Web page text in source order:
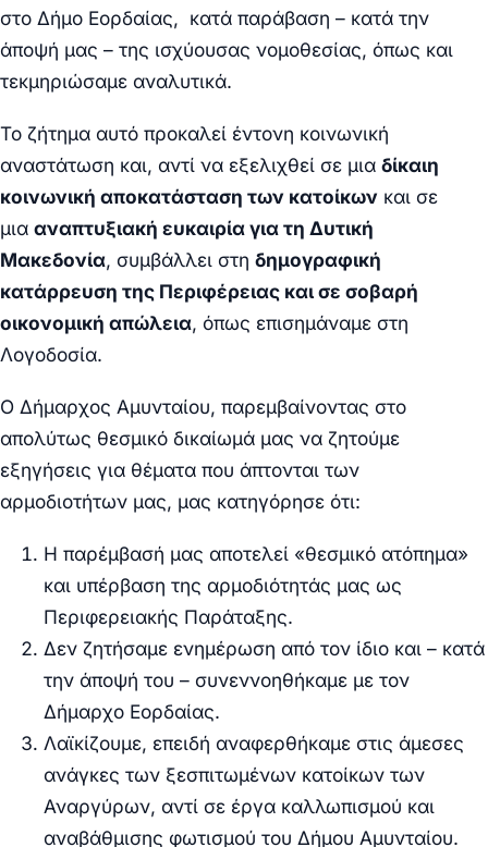
στο Δήμο Εορδαίας, κατά παράβαση – κατά την
άποψή μας – της ισχύουσας νομοθεσίας, όπως και
τεκμηριώσαμε αναλυτικά.
Το ζήτημα αυτό προκαλεί έντονη κοινωνική
αναστάτωση και, αντί να εξελιχθεί σε μια δίκαιη
κοινωνική αποκατάσταση των κατοίκων και σε
μια αναπτυξιακή ευκαιρία για τη Δυτική
Μακεδονία, συμβάλλει στη δημογραφική
κατάρρευση της Περιφέρειας και σε σοβαρή
οικονομική απώλεια, όπως επισημάναμε στη
Λογοδοσία.
Ο Δήμαρχος Αμυνταίου, παρεμβαίνοντας στο
απολύτως θεσμικό δικαίωμά μας να ζητούμε
εξηγήσεις για θέματα που άπτονται των
αρμοδιοτήτων μας, μας κατηγόρησε ότι:
Η παρέμβασή μας αποτελεί «θεσμικό ατόπημα»
και υπέρβαση της αρμοδιότητάς μας ως
Περιφερειακής Παράταξης.
Δεν ζητήσαμε ενημέρωση από τον ίδιο και – κατά
την άποψή του – συνεννοηθήκαμε με τον
Δήμαρχο Εορδαίας.
Λαϊκίζουμε, επειδή αναφερθήκαμε στις άμεσες
ανάγκες των ξεσπιτωμένων κατοίκων των
Αναργύρων, αντί σε έργα καλλωπισμού και
αναβάθμισης φωτισμού του Δήμου Αμυνταίου.